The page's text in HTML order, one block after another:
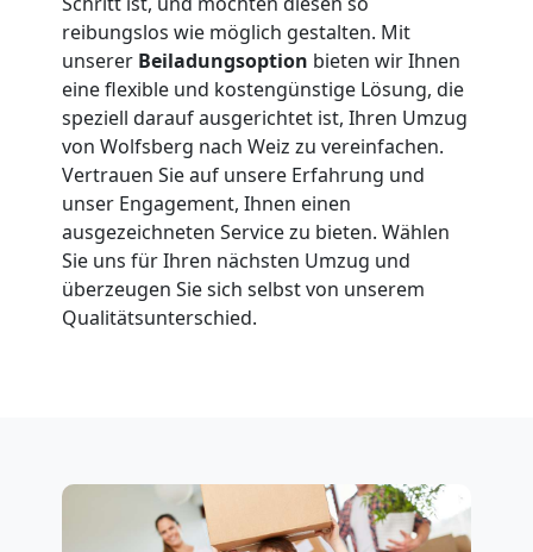
reibungslos wie möglich gestalten. Mit
unserer Beiladungsoption bieten wir Ihnen
eine flexible und kostengünstige Lösung, die
speziell darauf ausgerichtet ist, Ihren Umzug
von Wolfsberg nach Weiz zu vereinfachen.
Vertrauen Sie auf unsere Erfahrung und
unser Engagement, Ihnen einen
ausgezeichneten Service zu bieten. Wählen
Sie uns für Ihren nächsten Umzug und
überzeugen Sie sich selbst von unserem
Qualitätsunterschied.
für
Senioren
Wolfsberg
Fernumzug
Wolfsberg